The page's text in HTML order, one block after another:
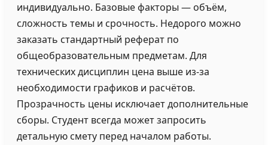
индивидуально. Базовые факторы — объём,
сложность темы и срочность. Недорого можно
заказать стандартный реферат по
общеобразовательным предметам. Для
технических дисциплин цена выше из-за
необходимости графиков и расчётов.
Прозрачность цены исключает дополнительные
сборы. Студент всегда может запросить
детальную смету перед началом работы.